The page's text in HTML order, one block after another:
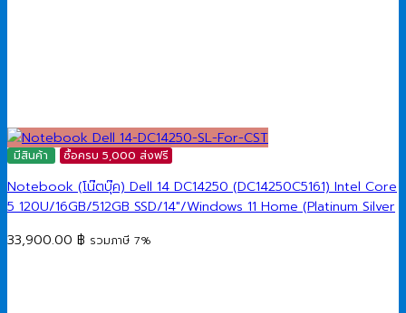
มีสินค้า ซื้อครบ 5,000 ส่งฟรี
Notebook (โน๊ตบุ๊ค) Dell 14 DC14250 (DC14250C5161) Intel Core
5 120U/16GB/512GB SSD/14″/Windows 11 Home (Platinum Silver
33,900.00 ฿ รวมภาษี 7%